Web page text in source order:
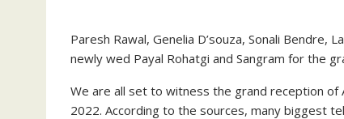
Paresh Rawal, Genelia D’souza, Sonali
newly wed Payal Rohatgi and Sangram for the
We are all set to witness the grand reception of
2022. According to the sources, many biggest